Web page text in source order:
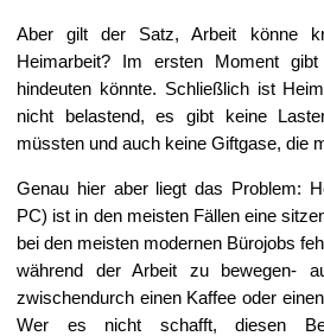
Aber gilt der Satz, Arbeit könne
Heimarbeit? Im ersten Moment
hindeuten könnte. Schließlich ist
nicht belastend, es gibt keine
müssten und auch keine Giftgase, die
Genau hier aber liegt das Problem:
PC) ist in den meisten Fällen eine
bei den meisten modernen Bürojobs
während der Arbeit zu bewegen-
zwischendurch einen Kaffee oder
Wer es nicht schafft, diesen